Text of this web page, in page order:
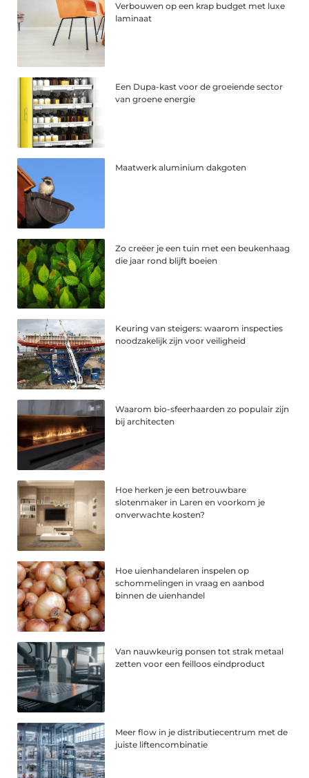
Verbouwen op een krap budget met luxe
laminaat
Een Dupa-kast voor de groeiende sector
van groene energie
Maatwerk aluminium dakgoten
Zo creëer je een tuin met een beukenhaag
die jaar rond blijft boeien
Keuring van steigers: waarom inspecties
noodzakelijk zijn voor veiligheid
Waarom bio-sfeerhaarden zo populair zijn
bij architecten
Hoe herken je een betrouwbare
slotenmaker in Laren en voorkom je
onverwachte kosten?
Hoe uienhandelaren inspelen op
schommelingen in vraag en aanbod
binnen de uienhandel
Van nauwkeurig ponsen tot strak metaal
zetten voor een feilloos eindproduct
Meer flow in je distributiecentrum met de
juiste liftencombinatie